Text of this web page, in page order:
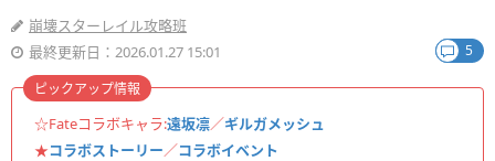
崩壊スターレイル攻略班
最終更新日：2026.01.27 15:01
5
☆Fateコラボキャラ:遠坂凛／ギルガメッシュ
★コラボストーリー／コラボイベント
ピックアップ情報